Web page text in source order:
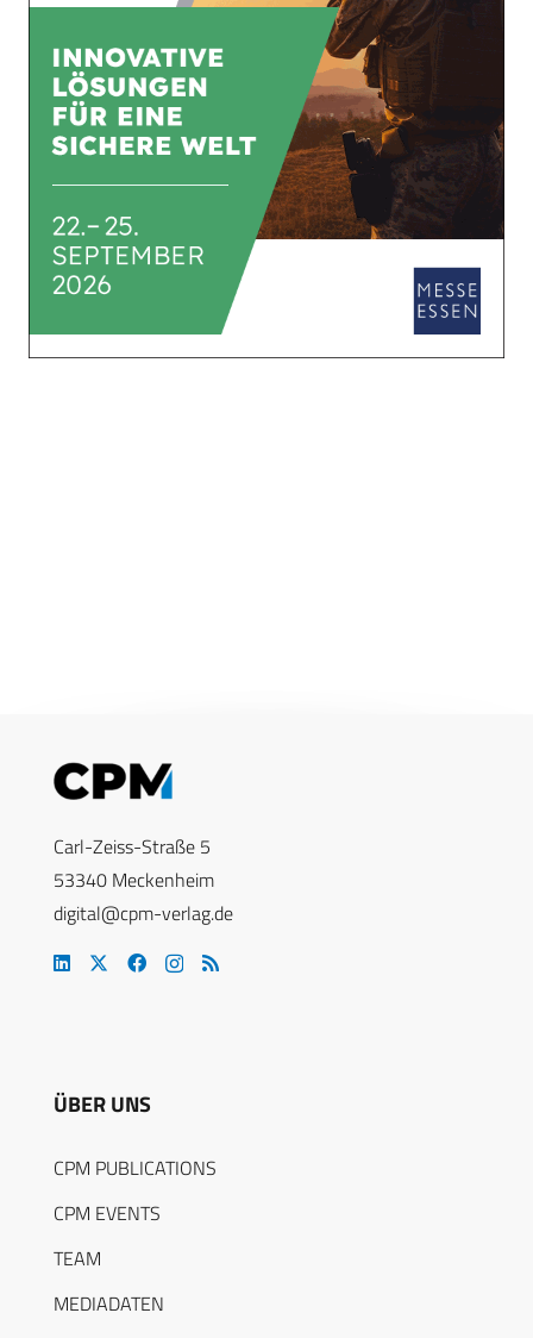
Carl-Zeiss-Straße 5
53340 Meckenheim
digital@cpm-verlag.de
ÜBER UNS
CPM PUBLICATIONS
CPM EVENTS
TEAM
MEDIADATEN